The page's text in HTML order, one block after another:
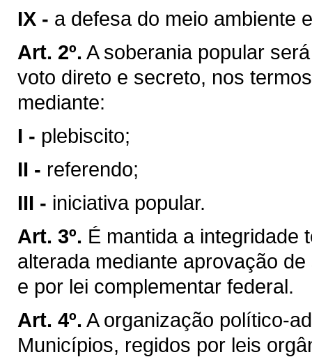
IX - a defesa do meio ambiente
Art. 2º. A soberania popular
voto direto e secreto, nos
mediante:
I - plebiscito;
II - referendo;
III - iniciativa popular.
Art. 3º. É mantida a integridade
alterada mediante aprovação
e por lei complementar federal.
Art. 4º. A organização político-
Municípios, regidos por leis